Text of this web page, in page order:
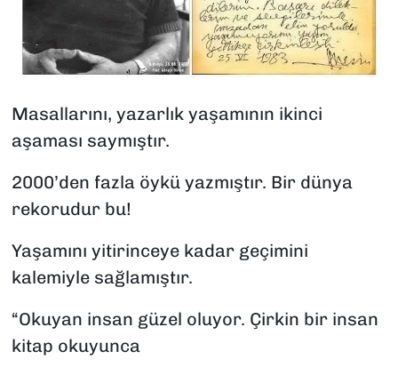
Masallarını, yazarlık yaşamının ikinci
aşaması saymıştır.
2000’den fazla öykü yazmıştır. Bir dünya
rekorudur bu!
Yaşamını yitirinceye kadar geçimini
kalemiyle sağlamıştır.
“Okuyan insan güzel oluyor. Çirkin bir insan
kitap okuyunca